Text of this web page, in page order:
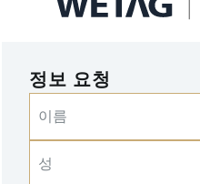
정보 요청
이름
성